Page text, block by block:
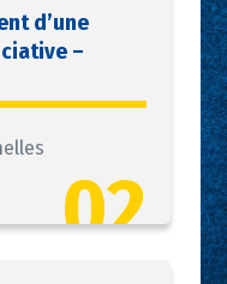
d’une
–
02